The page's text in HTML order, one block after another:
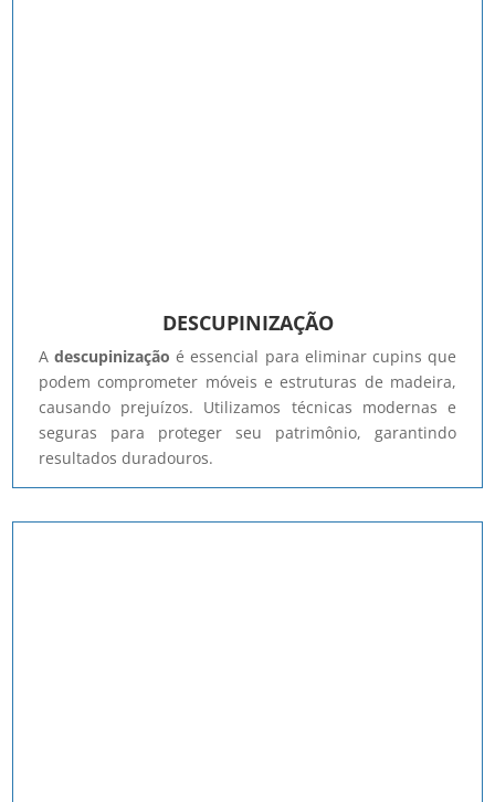
DESCUPINIZAÇÃO
Adescupinização é essencial para eliminar cupins que
podem comprometer móveis e estruturas de madeira,
causando prejuízos. Utilizamos técnicas modernas e
seguras para proteger seu patrimônio, garantindo
resultados duradouros.